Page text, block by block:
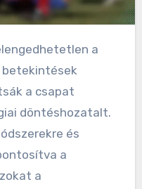
a csapat
döntéshozatalt.
és
a
a